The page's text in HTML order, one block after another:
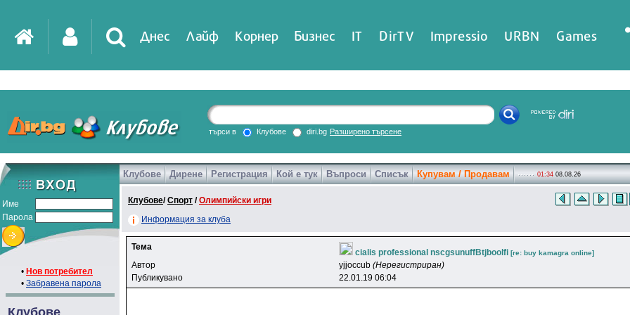
Днес Лайф Корнер Бизнес IT DirTV Impressio URBN Games
търси в Клубове diri.bg Разширено търсене
Име
Парола
• Нов потребител
• Забравена парола
Клубове
Клубове Дирене Регистрация Кой е тук Въпроси Списък Купувам / Продавам 01:34 08.08.26
Клубове/Спорт /Олимпийски игри
Информация за клуба
Тема
cialis professional nscgsunuffBtjboolfi [re: buy kamagra online]
Автор yjjoccub (Нерегистриран)
Публикувано
22.01.19 06:04